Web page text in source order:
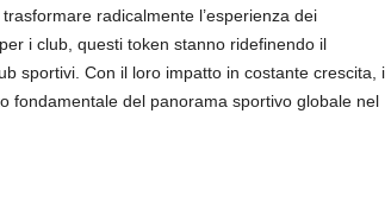
radicalmente l’esperienza dei
i club, questi token stanno ridefinendo il
sportivi. Con il loro impatto in costante crescita, i
fondamentale del panorama sportivo globale nel